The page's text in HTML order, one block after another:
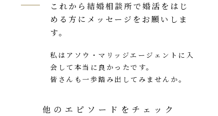
これから結婚相談所で婚活をはじ
める方にメッセージをお願いしま
す。
私はアソウ・マリッジエージェントに入
会して本当に良かったです。
皆さんも一歩踏み出してみませんか。
他のエピソードをチェック